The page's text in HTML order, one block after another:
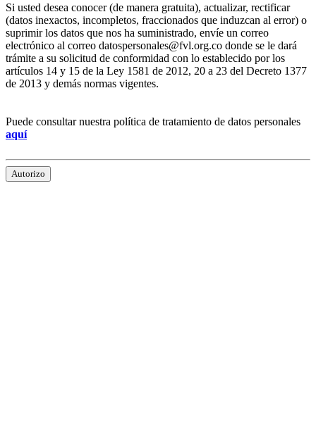
Si usted desea conocer (de manera gratuita), actualizar, rectificar
(datos inexactos, incompletos, fraccionados que induzcan al error) o
suprimir los datos que nos ha suministrado, envíe un correo
electrónico al correo datospersonales@fvl.org.co donde se le dará
trámite a su solicitud de conformidad con lo establecido por los
artículos 14 y 15 de la Ley 1581 de 2012, 20 a 23 del Decreto 1377
de 2013 y demás normas vigentes.
Puede consultar nuestra política de tratamiento de datos personales
aquí
Autorizo